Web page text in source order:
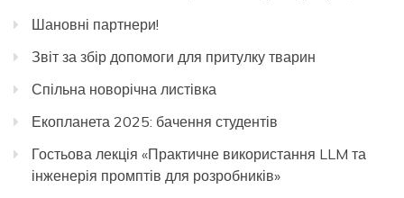
Шановні партнери!
Звіт за збір допомоги для притулку тварин
Спільна новорічна листівка
Екопланета 2025: бачення студентів
Гостьова лекція «Практичне використання LLM та
інженерія промптів для розробників»